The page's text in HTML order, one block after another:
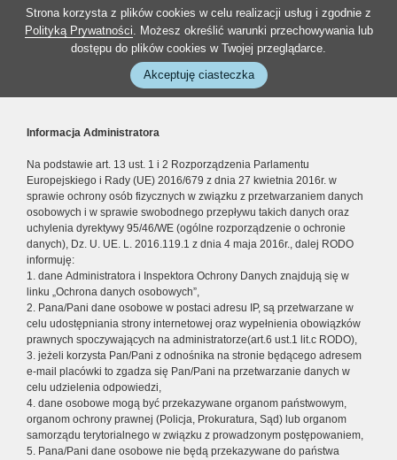
Strona korzysta z plików cookies w celu realizacji usług i zgodnie z
Polityką Prywatności. Możesz określić warunki przechowywania lub
dostępu do plików cookies w Twojej przeglądarce.
Akceptuję ciasteczka
Informacja Administratora
Na podstawie art. 13 ust. 1 i 2 Rozporządzenia Parlamentu
Europejskiego i Rady (UE) 2016/679 z dnia 27 kwietnia 2016r. w
sprawie ochrony osób fizycznych w związku z przetwarzaniem danych
osobowych i w sprawie swobodnego przepływu takich danych oraz
uchylenia dyrektywy 95/46/WE (ogólne rozporządzenie o ochronie
danych), Dz. U. UE. L. 2016.119.1 z dnia 4 maja 2016r., dalej RODO
informuję:
1. dane Administratora i Inspektora Ochrony Danych znajdują się w
linku „Ochrona danych osobowych”,
2. Pana/Pani dane osobowe w postaci adresu IP, są przetwarzane w
celu udostępniania strony internetowej oraz wypełnienia obowiązków
prawnych spoczywających na administratorze(art.6 ust.1 lit.c RODO),
3. jeżeli korzysta Pan/Pani z odnośnika na stronie będącego adresem
e-mail placówki to zgadza się Pan/Pani na przetwarzanie danych w
celu udzielenia odpowiedzi,
4. dane osobowe mogą być przekazywane organom państwowym,
organom ochrony prawnej (Policja, Prokuratura, Sąd) lub organom
samorządu terytorialnego w związku z prowadzonym postępowaniem,
5. Pana/Pani dane osobowe nie będą przekazywane do państwa